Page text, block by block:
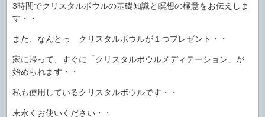
3時間でクリスタルボウルの基礎知識と瞑想の極意をお伝えしま
す・・
また、なんとっ クリスタルボウルが１つプレゼント・・
家に帰って、すぐに「クリスタルボウルメディテーション」が
始められます・・
私も使用しているクリスタルボウルです・・
末永くお使いください・・